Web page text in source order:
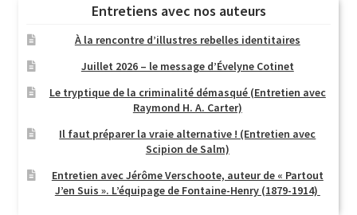
Entretiens avec nos auteurs
À la rencontre d’illustres rebelles identitaires
Juillet 2026 – le message d’Évelyne Cotinet
Le tryptique de la criminalité démasqué (Entretien avec
Raymond H. A. Carter)
Il faut préparer la vraie alternative ! (Entretien avec
Scipion de Salm)
Entretien avec Jérôme Verschoote, auteur de « Partout
J’en Suis ». L’équipage de Fontaine-Henry (1879-1914)